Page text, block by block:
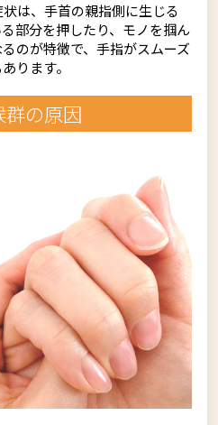
は、手首の親指側に生じる
部分を押したり、モノを掴ん
のが特徴で、手指がスムーズ
ります。
群の原因